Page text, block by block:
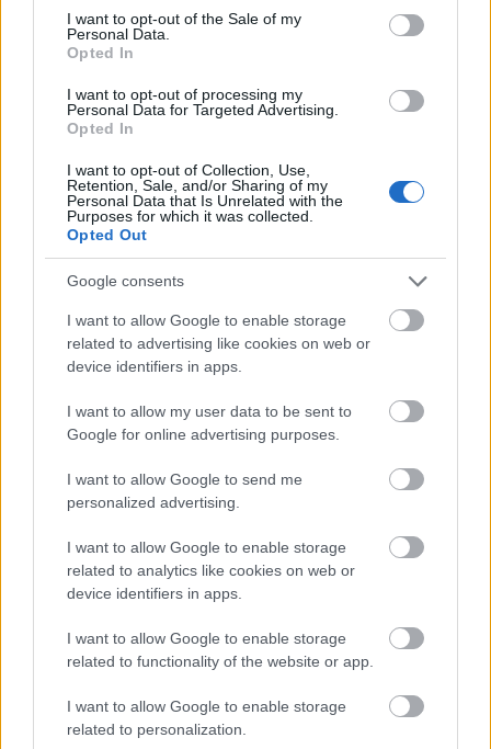
consent section.
I want to opt-out of the Sale of my
Personal Data.
Opted In
I want to opt-out of processing my
Personal Data for Targeted Advertising.
Opted In
I want to opt-out of Collection, Use,
Retention, Sale, and/or Sharing of my
Personal Data that Is Unrelated with the
Purposes for which it was collected.
Opted Out
Google consents
I want to allow Google to enable storage
related to advertising like cookies on web or
device identifiers in apps.
I want to allow my user data to be sent to
Google for online advertising purposes.
I want to allow Google to send me
personalized advertising.
I want to allow Google to enable storage
related to analytics like cookies on web or
device identifiers in apps.
I want to allow Google to enable storage
related to functionality of the website or app.
I want to allow Google to enable storage
related to personalization.
13:25: Jaktstart 10km kvinner (TV2 og NRK
15:30: Jaktstart 12.5km menn (TV2 og NRK
Startlister, starttider, detaljer og resultater
Tirsdag 14. februar
14:30: Normalprogram 20km menn (NRK)
Startlister, starttider, detaljer og resultater
Onsdag 15. februar
14:30: Normalprogram 15km kvinner (NRK)
Startlister, starttider, detaljer og resultater
Torsdag 16. februar
15:10: Single mixed stafett (NRK)
Lørdag 18. februar
11:45: Stafett 4×7.5km menn (NRK)
15:00: Stafett 4x6km kvinner (NRK)
Startlister, starttider, detaljer og resultater
Søndag 19. februar
15:15: Fellesstart 12.5km kvinner (NRK)
Startlister, starttider, detaljer og resultater